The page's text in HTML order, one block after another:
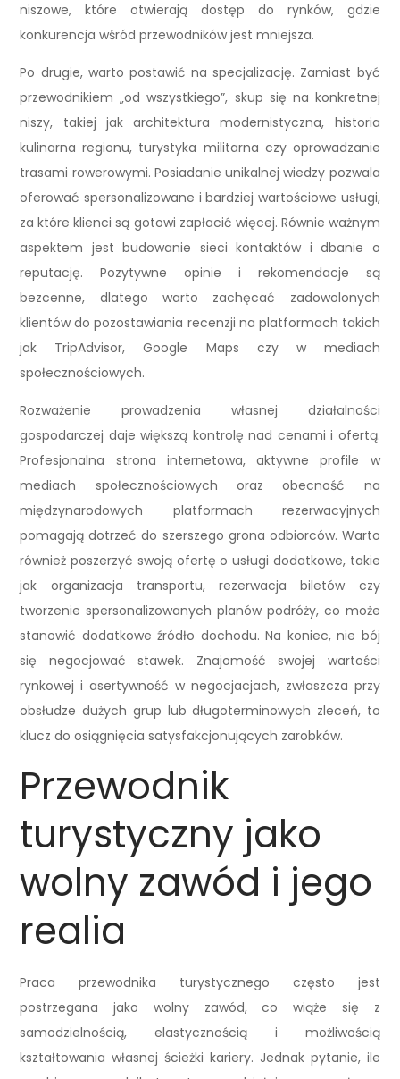
niszowe, które otwierają dostęp do rynków, gdzie
konkurencja wśród przewodników jest mniejsza.
Po drugie, warto postawić na specjalizację. Zamiast być
przewodnikiem „od wszystkiego”, skup się na konkretnej
niszy, takiej jak architektura modernistyczna, historia
kulinarna regionu, turystyka militarna czy oprowadzanie
trasami rowerowymi. Posiadanie unikalnej wiedzy pozwala
oferować spersonalizowane i bardziej wartościowe usługi,
za które klienci są gotowi zapłacić więcej. Równie ważnym
aspektem jest budowanie sieci kontaktów i dbanie o
reputację. Pozytywne opinie i rekomendacje są
bezcenne, dlatego warto zachęcać zadowolonych
klientów do pozostawiania recenzji na platformach takich
jak TripAdvisor, Google Maps czy w mediach
społecznościowych.
Rozważenie prowadzenia własnej działalności
gospodarczej daje większą kontrolę nad cenami i ofertą.
Profesjonalna strona internetowa, aktywne profile w
mediach społecznościowych oraz obecność na
międzynarodowych platformach rezerwacyjnych
pomagają dotrzeć do szerszego grona odbiorców. Warto
również poszerzyć swoją ofertę o usługi dodatkowe, takie
jak organizacja transportu, rezerwacja biletów czy
tworzenie spersonalizowanych planów podróży, co może
stanowić dodatkowe źródło dochodu. Na koniec, nie bój
się negocjować stawek. Znajomość swojej wartości
rynkowej i asertywność w negocjacjach, zwłaszcza przy
obsłudze dużych grup lub długoterminowych zleceń, to
klucz do osiągnięcia satysfakcjonujących zarobków.
Przewodnik
turystyczny jako
wolny zawód i jego
realia
Praca przewodnika turystycznego często jest
postrzegana jako wolny zawód, co wiąże się z
samodzielnością, elastycznością i możliwością
kształtowania własnej ścieżki kariery. Jednak pytanie, ile